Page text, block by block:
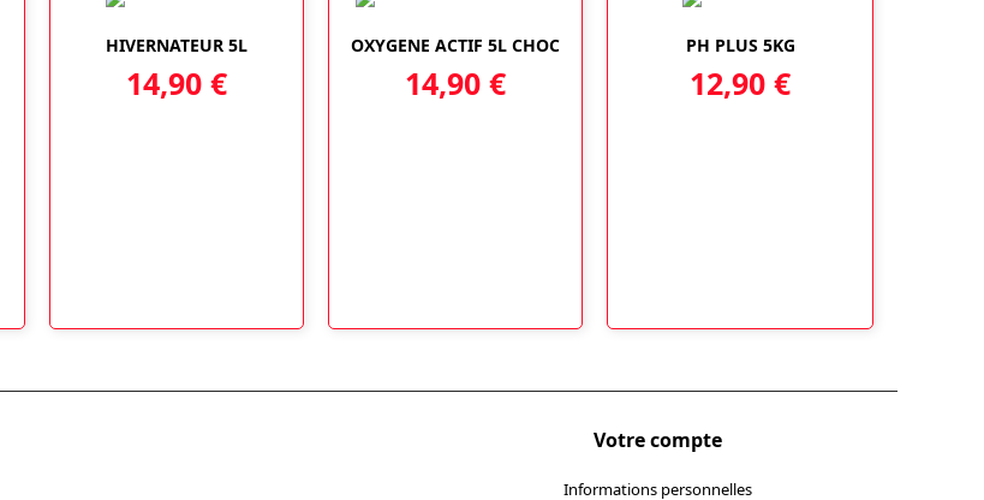
HIVERNATEUR 5L
14,90 €
OXYGENE ACTIF 5L CHOC
14,90 €
PH PLUS 5KG
12,90 €
Votre compte
Informations personnelles